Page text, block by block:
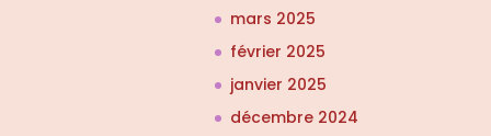
mars 2025
février 2025
janvier 2025
décembre 2024